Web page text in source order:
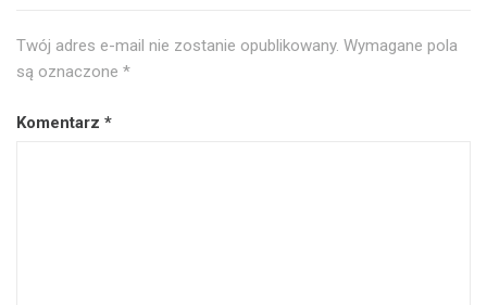
Twój adres e-mail nie zostanie opublikowany. Wymagane pola
są oznaczone *
Komentarz *